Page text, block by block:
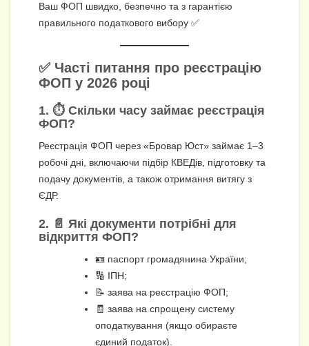
Ваш ФОП швидко, безпечно та з гарантією
правильного податкового вибору ✅
✅ Часті питання про реєстрацію
ФОП у 2026 році
1. ⏱️ Скільки часу займає реєстрація
ФОП?
Реєстрація ФОП через «Бровар Юст» займає 1–3
робочі дні, включаючи підбір КВЕДів, підготовку та
подачу документів, а також отримання витягу з
ЄДР.
2. 📄 Які документи потрібні для
відкриття ФОП?
🪪 паспорт громадянина України;
🔢 ІПН;
📝 заява на реєстрацію ФОП;
🧾 заява на спрощену систему
оподаткування (якщо обираєте
єдиний податок).